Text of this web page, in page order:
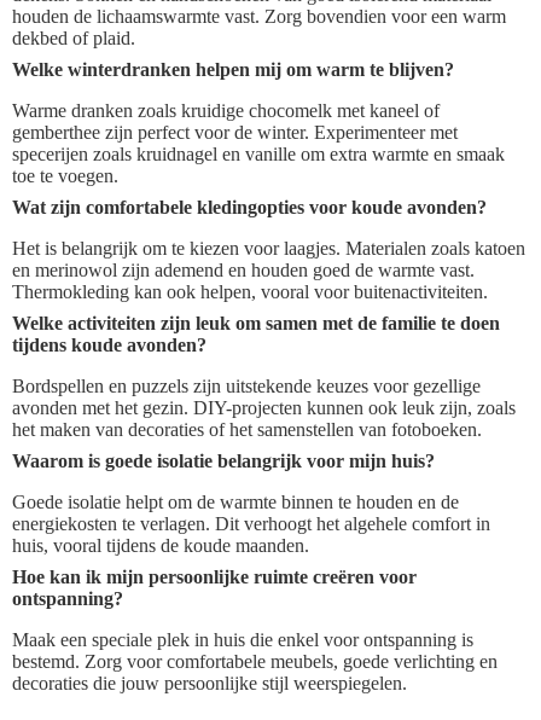
houden de lichaamswarmte vast. Zorg bovendien voor een warm
dekbed of plaid.
Welke winterdranken helpen mij om warm te blijven?
Warme dranken zoals kruidige chocomelk met kaneel of
gemberthee zijn perfect voor de winter. Experimenteer met
specerijen zoals kruidnagel en vanille om extra warmte en smaak
toe te voegen.
Wat zijn comfortabele kledingopties voor koude avonden?
Het is belangrijk om te kiezen voor laagjes. Materialen zoals katoen
en merinowol zijn ademend en houden goed de warmte vast.
Thermokleding kan ook helpen, vooral voor buitenactiviteiten.
Welke activiteiten zijn leuk om samen met de familie te doen
tijdens koude avonden?
Bordspellen en puzzels zijn uitstekende keuzes voor gezellige
avonden met het gezin. DIY-projecten kunnen ook leuk zijn, zoals
het maken van decoraties of het samenstellen van fotoboeken.
Waarom is goede isolatie belangrijk voor mijn huis?
Goede isolatie helpt om de warmte binnen te houden en de
energiekosten te verlagen. Dit verhoogt het algehele comfort in
huis, vooral tijdens de koude maanden.
Hoe kan ik mijn persoonlijke ruimte creëren voor
ontspanning?
Maak een speciale plek in huis die enkel voor ontspanning is
bestemd. Zorg voor comfortabele meubels, goede verlichting en
decoraties die jouw persoonlijke stijl weerspiegelen.